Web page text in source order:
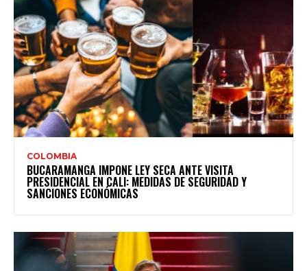
COLOMBIA
BUCARAMANGA IMPONE LEY SECA ANTE VISITA
PRESIDENCIAL EN CALI: MEDIDAS DE SEGURIDAD Y
SANCIONES ECONÓMICAS